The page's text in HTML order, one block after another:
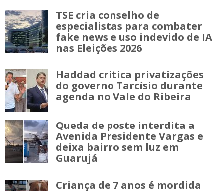
TSE cria conselho de
especialistas para combater
fake news e uso indevido de IA
nas Eleições 2026
Haddad critica privatizações
do governo Tarcísio durante
agenda no Vale do Ribeira
Queda de poste interdita a
Avenida Presidente Vargas e
deixa bairro sem luz em
Guarujá
Criança de 7 anos é mordida